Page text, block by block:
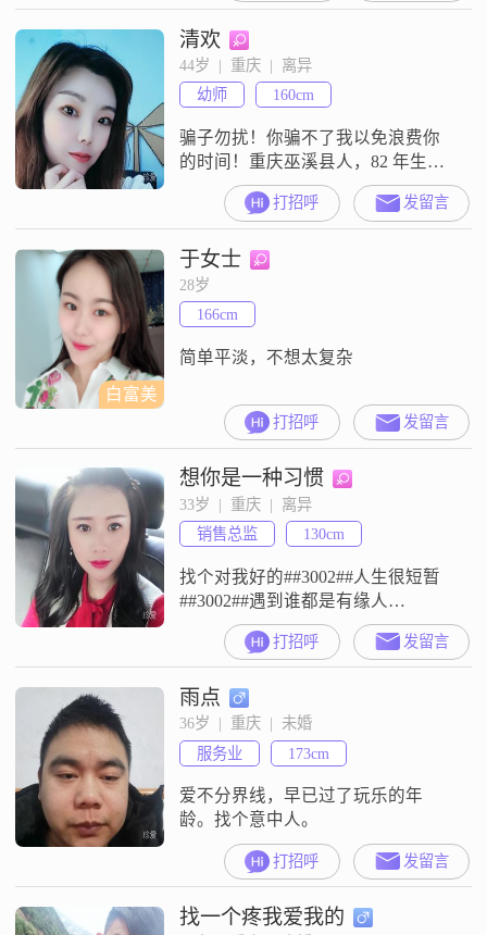
清欢
44岁  |  重庆  |  离异
幼师
160cm
骗子勿扰！你骗不了我以免浪费你
的时间！重庆巫溪县人，82 年生，
身高 158，体重 48 公斤， 双鱼座感
情专一 且敏感， 在私立幼儿园做园
长，普通打工族收入，本人善良正
直，有爱心，责任心，孝顺父母，
尊重长辈，待人热情，一儿子 14
岁，读初三跟我一起性格:直爽，开
朗，能理解包容，有点逗比，感情
中不能容忍另一半背叛，不
打招呼 发留言
白富美
于女士
28岁
166cm
简单平淡，不想太复杂
打招呼 发留言
想你是一种习惯
33岁  |  重庆  |  离异
销售总监
130cm
找个对我好的##3002##人生很短暂
##3002##遇到谁都是有缘人
##3002##
打招呼 发留言
雨点
36岁  |  重庆  |  未婚
服务业
173cm
爱不分界线，早已过了玩乐的年
龄。找个意中人。
打招呼 发留言
找一个疼我爱我的